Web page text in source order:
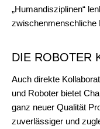
„Humandisziplinen“
zwischenmenschliche
DIE ROBOTER
Auch direkte
und Roboter bietet
ganz neuer Qualität
zuverlässiger und